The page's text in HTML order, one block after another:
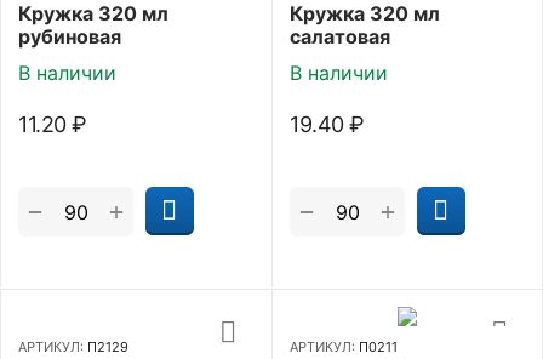
Кружка 320 мл
рубиновая
В наличии
11.20 ₽
+
−
Кружка 320 мл
салатовая
В наличии
19.40 ₽
+
−
АРТИКУЛ: П2129 АРТИКУЛ: П0211